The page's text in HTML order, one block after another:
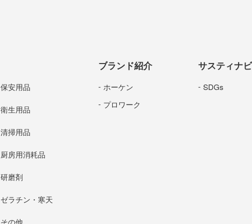
保安用品
衛生用品
清掃用品
厨房用消耗品
研磨剤
ゼラチン・寒天
その他
ブランド紹介
ホーケン
プロワーク
サスティナ
SDGs